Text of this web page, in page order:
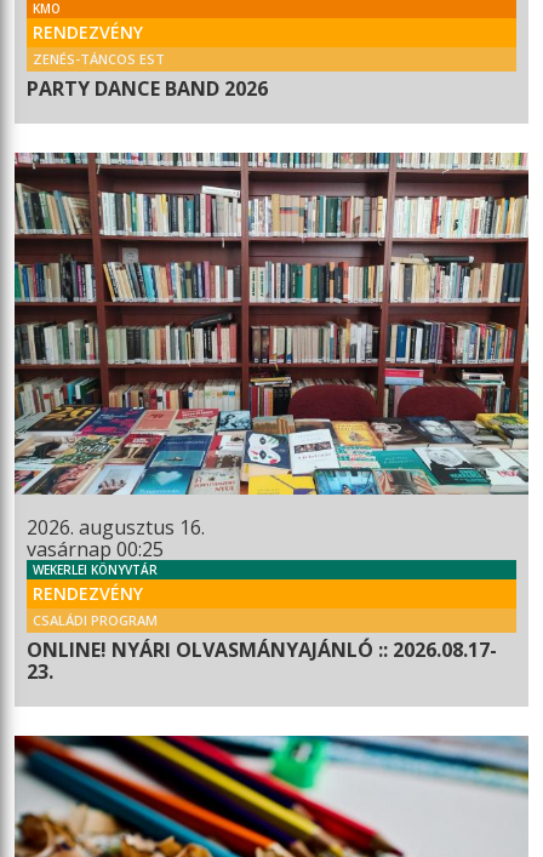
KMO
RENDEZVÉNY
ZENÉS-TÁNCOS EST
PARTY DANCE BAND 2026
2026. augusztus 16.
vasárnap 00:25
WEKERLEI KÖNYVTÁR
RENDEZVÉNY
CSALÁDI PROGRAM
ONLINE! NYÁRI OLVASMÁNYAJÁNLÓ :: 2026.08.17-
23.